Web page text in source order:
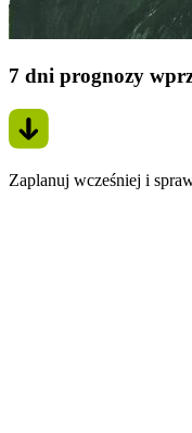
7 dni prognozy
Zaplanuj wcześniej i